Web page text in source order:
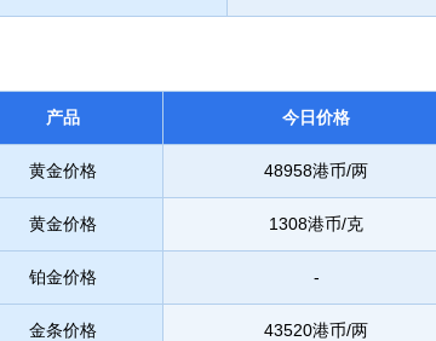
产品 今日价格
黄金价格 48958港币/两
黄金价格 1308港币/克
铂金价格 -
金条价格 43520港币/两